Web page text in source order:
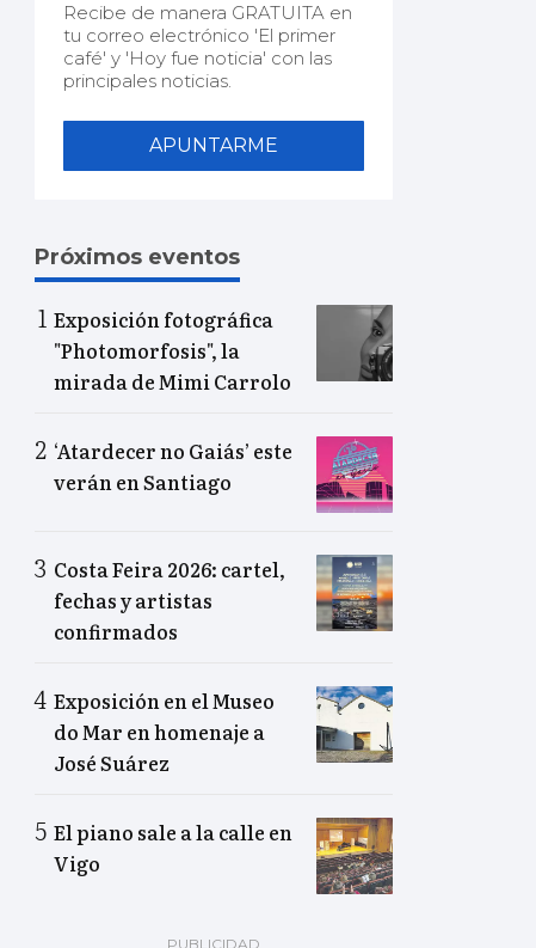
Recibe de manera GRATUITA en
tu correo electrónico 'El primer
café' y 'Hoy fue noticia' con las
principales noticias.
APUNTARME
Próximos eventos
Exposición fotográfica
"Photomorfosis", la
mirada de Mimi Carrolo
‘Atardecer no Gaiás’ este
verán en Santiago
Costa Feira 2026: cartel,
fechas y artistas
confirmados
Exposición en el Museo
do Mar en homenaje a
José Suárez
El piano sale a la calle en
Vigo